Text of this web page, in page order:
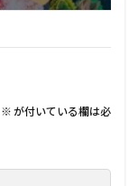
※ が付いている欄は必